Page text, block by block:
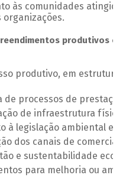
às comunidades
produtivos e
produtivo, em
de processos de
de infraestrutura física
à legislação ambiental e
dos canais de
e sustentabilidade
para melhoria ou